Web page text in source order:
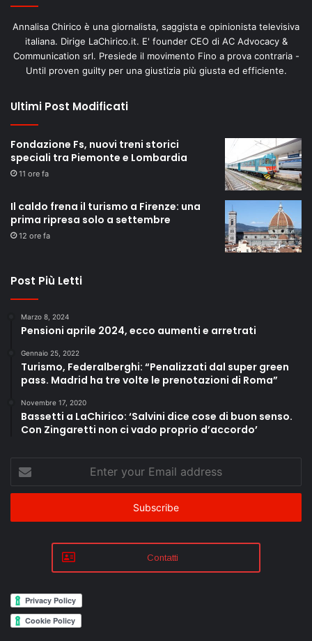
Annalisa Chirico è una giornalista, saggista e opinionista televisiva
italiana. Dirige LaChirico.it. E' founder CEO di AC Advocacy &
Communication srl. Presiede il movimento Fino a prova contraria -
Until proven guilty per una giustizia più giusta ed efficiente.
Ultimi Post Modificati
Fondazione Fs, nuovi treni storici
speciali tra Piemonte e Lombardia
11 ore fa
Il caldo frena il turismo a Firenze: una
prima ripresa solo a settembre
12 ore fa
Post Più Letti
Marzo 8, 2024
Pensioni aprile 2024, ecco aumenti e arretrati
Gennaio 25, 2022
Turismo, Federalberghi: “Penalizzati dal super green
pass. Madrid ha tre volte le prenotazioni di Roma”
Novembre 17, 2020
Bassetti a LaChirico: ‘Salvini dice cose di buon senso.
Con Zingaretti non ci vado proprio d’accordo’
your
Email
Contatti